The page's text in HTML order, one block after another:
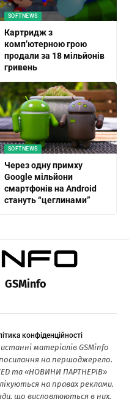
SOFTNEWS
Картридж з
комп’ютерною грою
продали за 18 мільйонів
гривень
SOFTNEWS
Через одну примху
Google мільйони
смартфонів на Android
стануть “цеглинами”
конфіденційності
матеріалів GSMinfo
на першоджерело.
та «НОВИНИ ПАРТНЕРІВ»
на правах реклами.
що висловлюються в них.